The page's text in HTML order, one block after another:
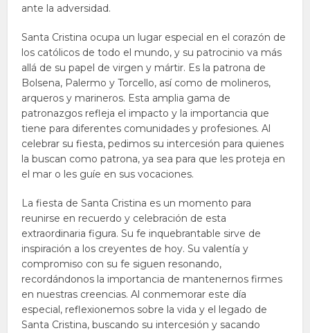
ante la adversidad.
Santa Cristina ocupa un lugar especial en el corazón de
los católicos de todo el mundo, y su patrocinio va más
allá de su papel de virgen y mártir. Es la patrona de
Bolsena, Palermo y Torcello, así como de molineros,
arqueros y marineros. Esta amplia gama de
patronazgos refleja el impacto y la importancia que
tiene para diferentes comunidades y profesiones. Al
celebrar su fiesta, pedimos su intercesión para quienes
la buscan como patrona, ya sea para que les proteja en
el mar o les guíe en sus vocaciones.
La fiesta de Santa Cristina es un momento para
reunirse en recuerdo y celebración de esta
extraordinaria figura. Su fe inquebrantable sirve de
inspiración a los creyentes de hoy. Su valentía y
compromiso con su fe siguen resonando,
recordándonos la importancia de mantenernos firmes
en nuestras creencias. Al conmemorar este día
especial, reflexionemos sobre la vida y el legado de
Santa Cristina, buscando su intercesión y sacando